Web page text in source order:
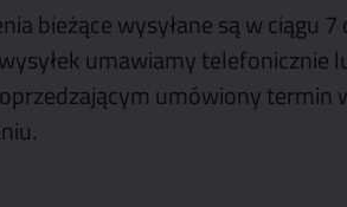
bieżące wysyłane są w ciągu
umawiamy telefonicznie
umówiony termin